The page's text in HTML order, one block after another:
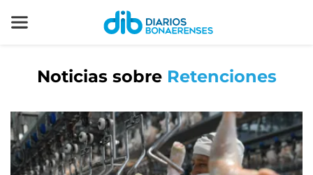
Noticias sobre Retenciones